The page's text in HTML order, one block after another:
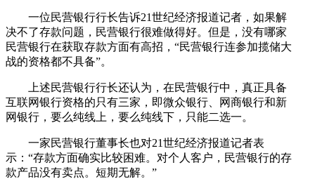
一位民营银行行长告诉21世纪经济报道记者，如果解
决不了存款问题，民营银行很难做得好。但是，没有哪家
民营银行在获取存款方面有高招，“民营银行连参加揽储大
战的资格都不具备”。
上述民营银行行长还认为，在民营银行中，真正具备
互联网银行资格的只有三家，即微众银行、网商银行和新
网银行，要么纯线上，要么纯线下，只能二选一。
一家民营银行董事长也对21世纪经济报道记者表
示：“存款方面确实比较困难。对个人客户，民营银行的存
款产品没有卖点。短期无解。”